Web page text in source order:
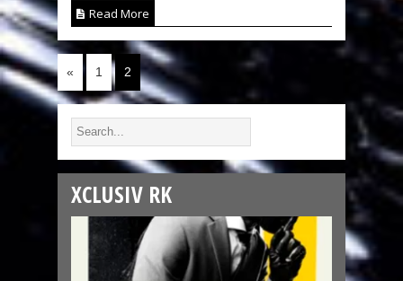
Read More
« 1 2
XCLUSIV RK